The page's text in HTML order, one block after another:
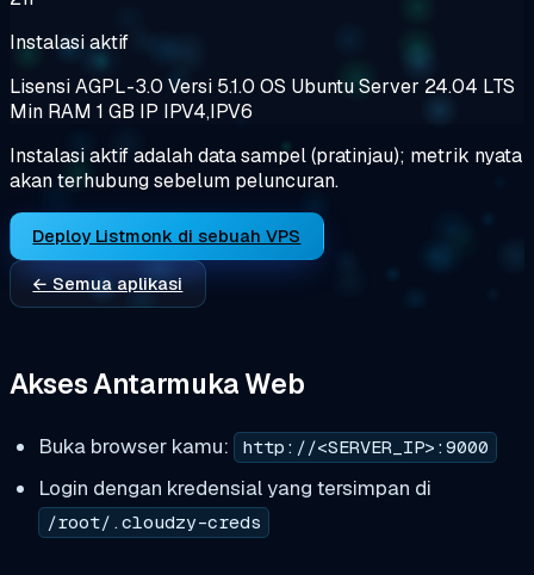
Instalasi aktif
LisensiAGPL-3.0 Versi 5.1.0 OS Ubuntu Server 24.04 LTS
Min RAM 1 GB IP IPV4,IPV6
Instalasi aktif adalah data sampel (pratinjau); metrik nyata
akan terhubung sebelum peluncuran.
Deploy Listmonk di sebuah VPS
← Semua aplikasi
Akses Antarmuka Web
Buka browser kamu: http://<SERVER_IP>:9000
Login dengan kredensial yang tersimpan di
/root/.cloudzy-creds